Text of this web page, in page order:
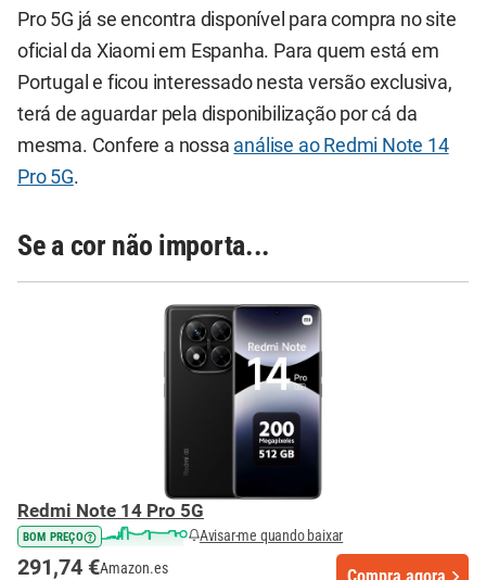
Pro 5G já se encontra disponível para compra no site
oficial da Xiaomi em Espanha. Para quem está em
Portugal e ficou interessado nesta versão exclusiva,
terá de aguardar pela disponibilização por cá da
mesma. Confere a nossa análise ao Redmi Note 14
Pro 5G.
Se a cor não importa...
Redmi Note 14 Pro 5G
BOM PREÇO Avisar-me quando baixar
291,74 €Amazon.es